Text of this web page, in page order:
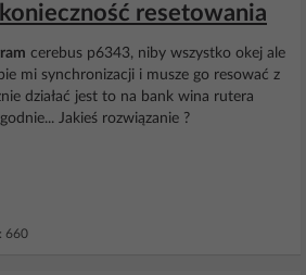
resetowania
cerebus p6343, niby wszystko okej ale
mi synchronizacji i musze go resować z
działać jest to na bank wina rutera
Jakieś rozwiązanie ?
660